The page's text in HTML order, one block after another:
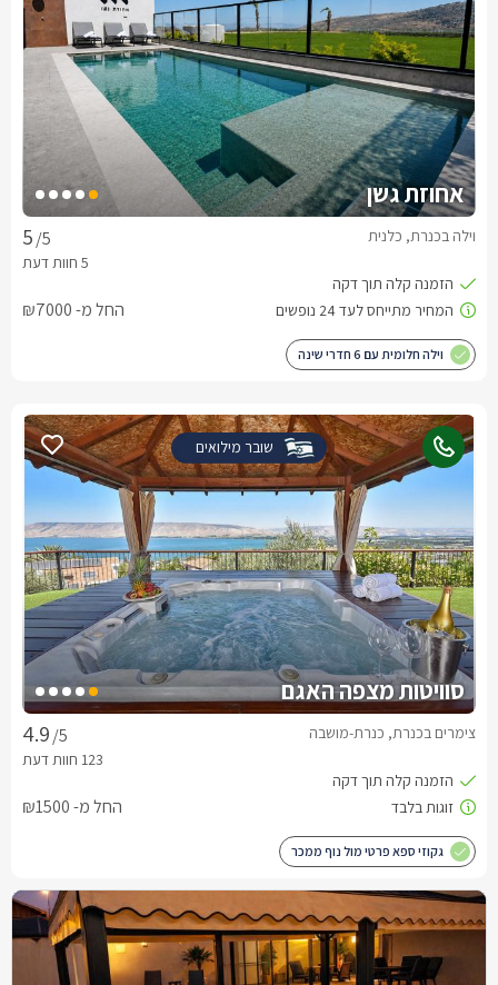
אחוזת גשן
/5 וילה בכנרת, כלנית
החל מ- ₪7000
וילה חלומית עם 6 חדרי שינה
שובר מילואים
סוויטות מצפה האגם
/5 צימרים בכנרת, כנרת-מושבה
החל מ- ₪1500
גקוזי ספא פרטי מול נוף ממכר